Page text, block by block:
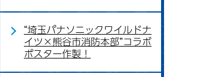
“埼玉パナソニックワイルドナ
イツ×熊谷市消防本部”コラボ
ポスター作製！